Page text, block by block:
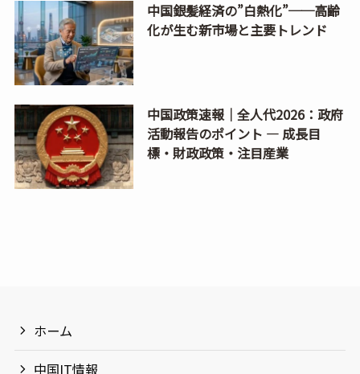
中国銀髪経済の”白熱化”──高齢
化が生む新市場と主要トレンド
中国政策速報｜全人代2026：政府
活動報告のポイント ― 成長目
標・財政政策・注目産業
ホーム
中国IT情報